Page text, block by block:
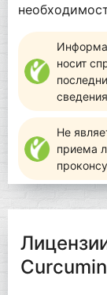
носит
Не
приема